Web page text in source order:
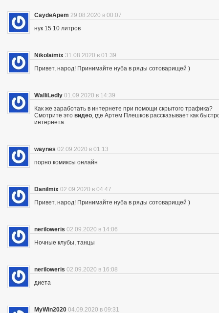
CaydeApem 29.08.2020 в 00:07
нук 15 10 литров
Nikolaimix 31.08.2020 в 01:39
Привет, народ! Принимайте нуба в ряды сотоварищей )
WalliLedly 01.09.2020 в 14:39
Как же заработать в интернете при помощи скрытого трафика?
Смотрите это видео, где Артем Плешков рассказывает как
интернета.
waynes 02.09.2020 в 01:13
порно комиксы онлайн
Danilmix 02.09.2020 в 04:47
Привет, народ! Принимайте нуба в ряды сотоварищей )
neriloweris 02.09.2020 в 14:06
Ночные клубы, танцы
neriloweris 02.09.2020 в 16:08
диета
MyWin2020 04.09.2020 в 09:31